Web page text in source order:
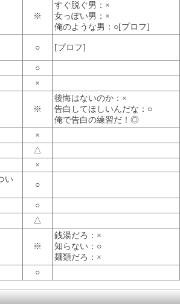
※
すぐ脱ぐ男：×
女っぽい男：×
俺のような男：○[プロフ]
○ [プロフ]
○
×
※
後悔はないのか：×
告白してほしいんだな：○
俺で告白の練習だ！◎
×
△
×
い
○
○
△
※
銭湯だろ：×
知らない：○
麺類だろ：×
○